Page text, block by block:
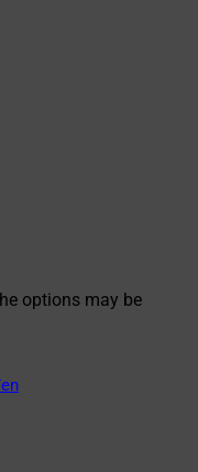
options may be